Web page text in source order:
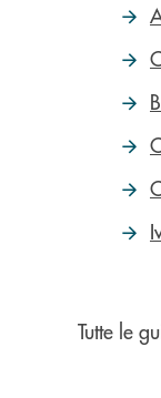
Tutte le